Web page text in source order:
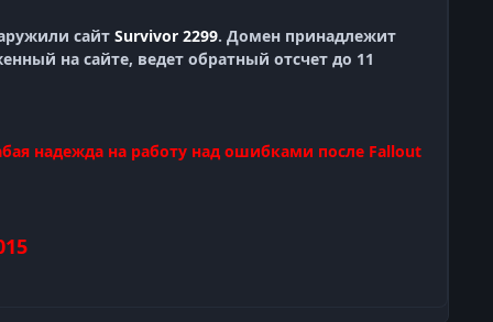
сайт Survivor 2299. Домен принадлежит
на сайте, ведет обратный отсчет до 11
надежда на работу над ошибками после Fallout